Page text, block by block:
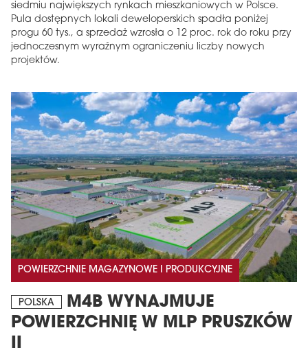
siedmiu największych rynkach mieszkaniowych w Polsce.
Pula dostępnych lokali deweloperskich spadła poniżej
progu 60 tys., a sprzedaż wzrosła o 12 proc. rok do roku przy
jednoczesnym wyraźnym ograniczeniu liczby nowych
projektów.
POWIERZCHNIE MAGAZYNOWE I PRODUKCYJNE
POLSKA
M4B WYNAJMUJE
POWIERZCHNIĘ W MLP PRUSZKÓW
II